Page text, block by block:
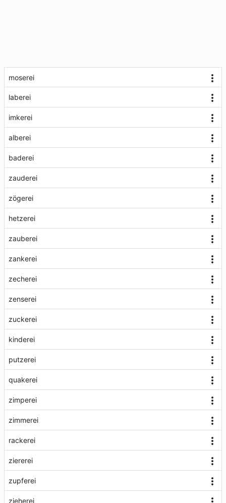
moserei
laberei
imkerei
alberei
baderei
zauderei
zögerei
hetzerei
zauberei
zankerei
zecherei
zenserei
zuckerei
kinderei
putzerei
quakerei
zimperei
zimmerei
rackerei
ziererei
zupferei
zieherei